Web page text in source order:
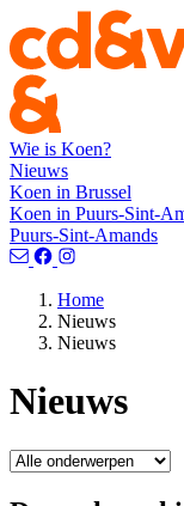
Wie is Koen?
Nieuws
Koen in Brussel
Koen in Puurs-Sint-
Puurs-Sint-Amands
Home
Nieuws
Nieuws
Nieuws